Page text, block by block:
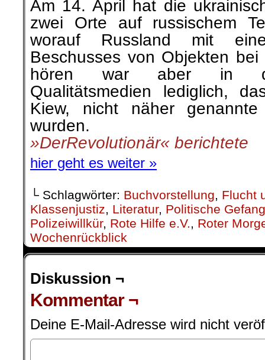
Am 14. April hat die
zwei Orte auf russischem
worauf Russland mit
Beschusses von Objekten
hören war aber in
Qualitätsmedien lediglich,
Kiew, nicht näher
wurden.
»DerRevolutionär« berichtete
hier geht es weiter »
└ Schlagwörter: Buchvorstellung, Flucht
Klassenjustiz, Literatur, Politische
Polizeiwillkür, Rote Hilfe e.V., Roter
Wochenrückblick
Diskussion ¬
Kommentar ¬
Deine E-Mail-Adresse wird nicht